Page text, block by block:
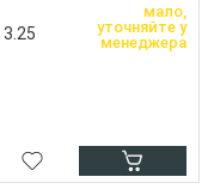
3.25
мало,
уточняйте у
менеджера